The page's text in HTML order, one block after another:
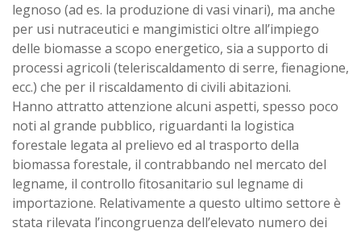
legnoso (ad es. la produzione di vasi vinari), ma anche
per usi nutraceutici e mangimistici oltre all’impiego
delle biomasse a scopo energetico, sia a supporto di
processi agricoli (teleriscaldamento di serre, fienagione,
ecc.) che per il riscaldamento di civili abitazioni.
Hanno attratto attenzione alcuni aspetti, spesso poco
noti al grande pubblico, riguardanti la logistica
forestale legata al prelievo ed al trasporto della
biomassa forestale, il contrabbando nel mercato del
legname, il controllo fitosanitario sul legname di
importazione. Relativamente a questo ultimo settore è
stata rilevata l’incongruenza dell’elevato numero dei